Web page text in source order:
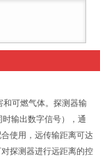
和可燃气体。探测器输
输出数字信号），通
使用，远传输距离可达
探测器进行远距离的控